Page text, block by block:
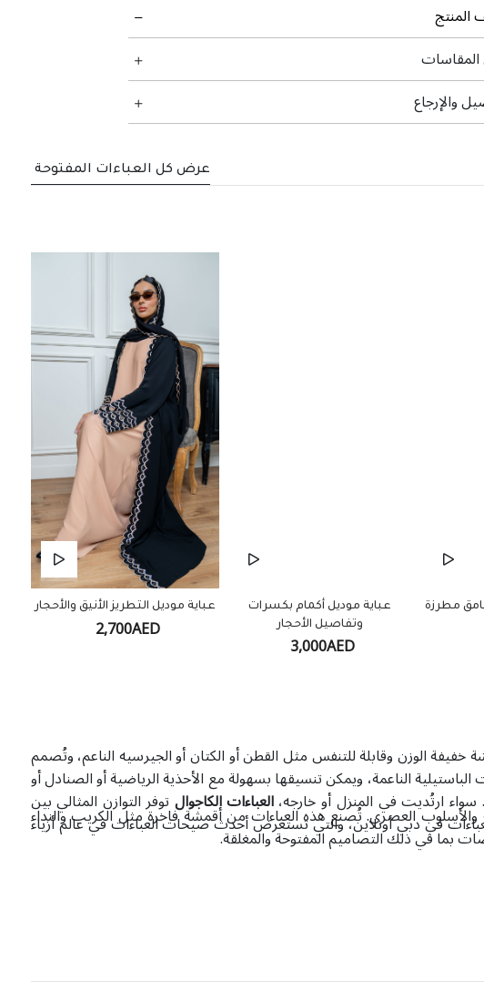
المقاسات
والإرجاع
عرض كل العباءات المفتوحة
عباية موديل التطريز الأنيق والأحجار
2,700AED
عباية موديل أكمام بكسرات
وتفاصيل الأحجار
3,000AED
مطرزة
الوزن وقابلة للتنفس مثل القطن أو الكتان أو الجيرسيه الناعم، وتُصمم
الناعمة، ويمكن تنسيقها بسهولة مع الأحذية الرياضية أو الصنادل أو
ارتُديت في المنزل أو خارجه،العباءات الكاجوال توفر التوازن المثالي بين
في دبي أونلاين، والتي تستعرض أحدث صيحات العباءات في عالم أزياء
العصري. تُصنع هذه العباءات من أقمشة فاخرة مثل الكريب والنداء
بما في ذلك التصاميم المفتوحة والمغلقة.